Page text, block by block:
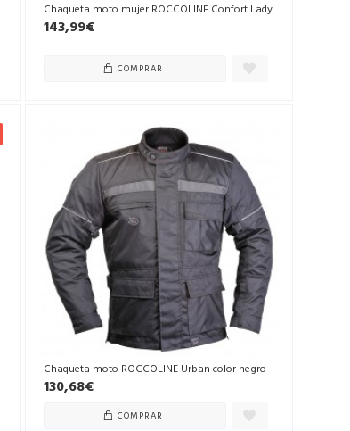
Chaqueta moto mujer ROCCOLINE Confort Lady
143,99€
COMPRAR
Chaqueta moto ROCCOLINE Urban color negro
130,68€
COMPRAR